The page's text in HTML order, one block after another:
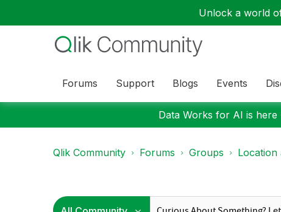
Unlock a world
Forums Support Blogs Events
Data Works for AI is
Qlik Community Forums Groups Location